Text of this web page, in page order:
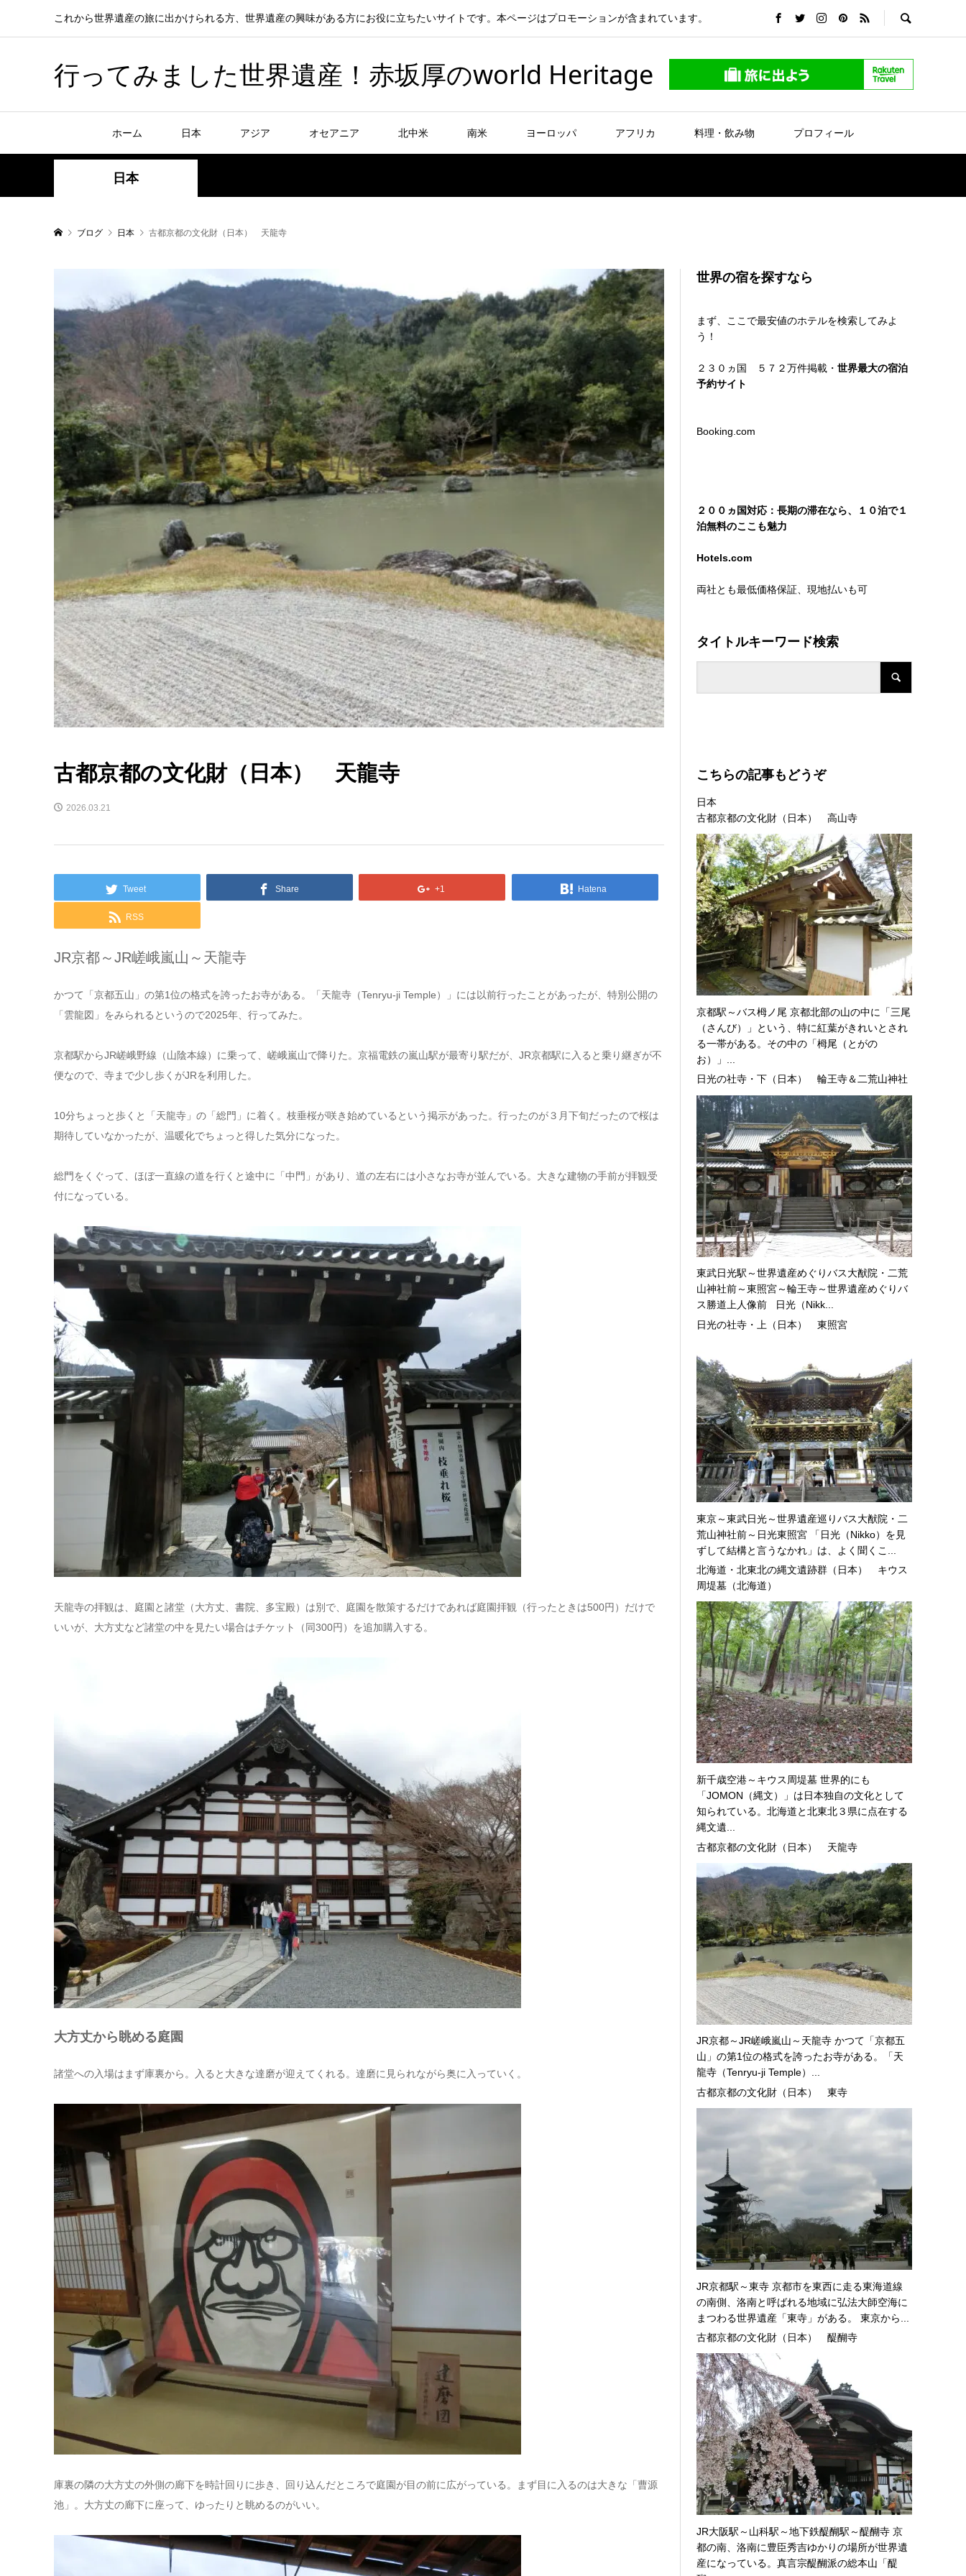
これから世界遺産の旅に出かけられる方、世界遺産の興味がある方にお役に立ちたいサイトです。本ページはプロモーションが含まれています。
行ってみました世界遺産！赤坂厚のworld Heritage
ホーム 日本 アジア オセアニア 北中米 南米 ヨーロッパ アフリカ 料理・飲み物 プロフィール
日本
ブログ 日本 古都京都の文化財（日本） 天龍寺
古都京都の文化財（日本） 天龍寺
2026.03.21
Tweet Share +1 Hatena
RSS
JR京都～JR嵯峨嵐山～天龍寺
かつて「京都五山」の第1位の格式を誇ったお寺がある。「天龍寺（Tenryu-ji Temple）」には以前行ったことがあったが、特別公開の
「雲龍図」をみられるというので2025年、行ってみた。
京都駅からJR嵯峨野線（山陰本線）に乗って、嵯峨嵐山で降りた。京福電鉄の嵐山駅が最寄り駅だが、JR京都駅に入ると乗り継ぎが不
便なので、寺まで少し歩くがJRを利用した。
10分ちょっと歩くと「天龍寺」の「総門」に着く。枝垂桜が咲き始めているという掲示があった。行ったのが３月下旬だったので桜は
期待していなかったが、温暖化でちょっと得した気分になった。
総門をくぐって、ほぼ一直線の道を行くと途中に「中門」があり、道の左右には小さなお寺が並んでいる。大きな建物の手前が拝観受
付になっている。
天龍寺の拝観は、庭園と諸堂（大方丈、書院、多宝殿）は別で、庭園を散策するだけであれば庭園拝観（行ったときは500円）だけで
いいが、大方丈など諸堂の中を見たい場合はチケット（同300円）を追加購入する。
大方丈から眺める庭園
諸堂への入場はまず庫裏から。入ると大きな達磨が迎えてくれる。達磨に見られながら奥に入っていく。
庫裏の隣の大方丈の外側の廊下を時計回りに歩き、回り込んだところで庭園が目の前に広がっている。まず目に入るのは大きな「曹源
池」。大方丈の廊下に座って、ゆったりと眺めるのがいい。
世界の宿を探すなら
まず、ここで最安値のホテルを検索してみよ
う！
２３０ヵ国 ５７２万件掲載・世界最大の宿泊
予約サイト
Booking.com
２００ヵ国対応：長期の滞在なら、１０泊で１
泊無料のここも魅力
Hotels.com
両社とも最低価格保証、現地払いも可
タイトルキーワード検索
こちらの記事もどうぞ
日本
古都京都の文化財（日本） 高山寺
京都駅～バス栂ノ尾 京都北部の山の中に「三尾
（さんび）」という、特に紅葉がきれいとされ
る一帯がある。その中の「栂尾（とがの
お）」...
日光の社寺・下（日本） 輪王寺＆二荒山神社
東武日光駅～世界遺産めぐりバス大猷院・二荒
山神社前～東照宮～輪王寺～世界遺産めぐりバ
ス勝道上人像前 日光（Nikk...
日光の社寺・上（日本） 東照宮
東京～東武日光～世界遺産巡りバス大猷院・二
荒山神社前～日光東照宮 「日光（Nikko）を見
ずして結構と言うなかれ」は、よく聞くこ...
北海道・北東北の縄文遺跡群（日本） キウス
周堤墓（北海道）
新千歳空港～キウス周堤墓 世界的にも
「JOMON（縄文）」は日本独自の文化として
知られている。北海道と北東北３県に点在する
縄文遺...
古都京都の文化財（日本） 天龍寺
JR京都～JR嵯峨嵐山～天龍寺 かつて「京都五
山」の第1位の格式を誇ったお寺がある。「天
龍寺（Tenryu-ji Temple）...
古都京都の文化財（日本） 東寺
JR京都駅～東寺 京都市を東西に走る東海道線
の南側、洛南と呼ばれる地域に弘法大師空海に
まつわる世界遺産「東寺」がある。 東京から...
古都京都の文化財（日本） 醍醐寺
JR大阪駅～山科駅～地下鉄醍醐駅～醍醐寺 京
都の南、洛南に豊臣秀吉ゆかりの場所が世界遺
産になっている。真言宗醍醐派の総本山「醍